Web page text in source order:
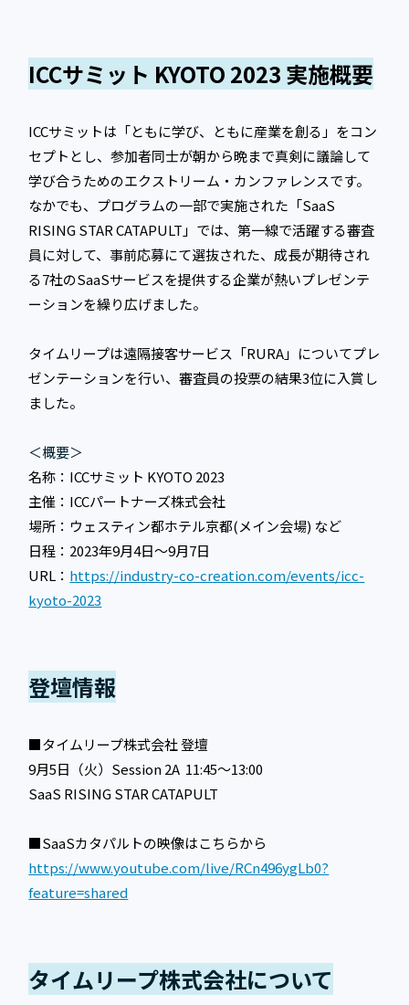
ICCサミット KYOTO 2023 実施概要
ICCサミットは「ともに学び、ともに産業を創る」をコン
セプトとし、参加者同士が朝から晩まで真剣に議論して
学び合うためのエクストリーム・カンファレンスです。
なかでも、プログラムの一部で実施された「SaaS
RISING STAR CATAPULT」では、第一線で活躍する審査
員に対して、事前応募にて選抜された、成長が期待され
る7社のSaaSサービスを提供する企業が熱いプレゼンテ
ーションを繰り広げました。
タイムリープは遠隔接客サービス「RURA」についてプレ
ゼンテーションを行い、審査員の投票の結果3位に入賞し
ました。
＜概要＞
名称：ICCサミット KYOTO 2023
主催：ICCパートナーズ株式会社
場所：ウェスティン都ホテル京都(メイン会場) など
日程：2023年9月4日〜9月7日
URL： https://industry-co-creation.com/events/icc-
kyoto-2023
登壇情報
■タイムリープ株式会社 登壇
9月5日（火）Session 2A 11:45〜13:00
SaaS RISING STAR CATAPULT
■SaaSカタパルトの映像はこちらから
https://www.youtube.com/live/RCn496ygLb0?
feature=shared
タイムリープ株式会社について